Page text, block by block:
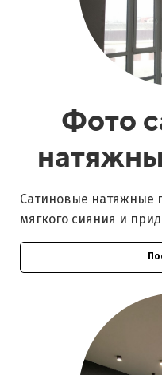
Фото
Сатиновые натяжные
мягкого сияния и